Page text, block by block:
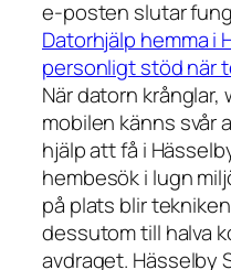
e-posten slutar
Datorhjälp hemma i
personligt stöd när
När datorn
mobilen känns svår
hjälp att få i
hembesök i lugn
på plats blir
dessutom till halva
avdraget. Hässelby